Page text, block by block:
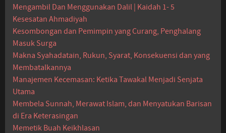
Mengambil Dan Menggunakan Dalil | Kaidah 1- 5
Kesesatan Ahmadiyah
Kesombongan dan Pemimpin yang Curang, Penghalang
Masuk Surga
Makna Syahadatain, Rukun, Syarat, Konsekuensi dan yang
Membatalkannya
Manajemen Kecemasan: Ketika Tawakal Menjadi Senjata
Utama
Membela Sunnah, Merawat Islam, dan Menyatukan Barisan
di Era Keterasingan
Memetik Buah Keikhlasan